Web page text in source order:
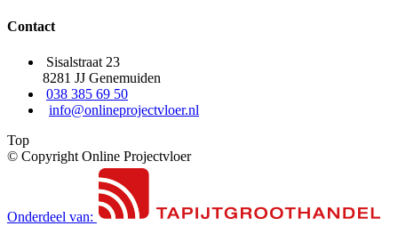
Contact
Sisalstraat 23
8281 JJ Genemuiden
038 385 69 50
info@onlineprojectvloer.nl
Top
© Copyright Online Projectvloer
Onderdeel van: